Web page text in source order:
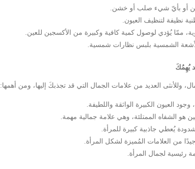
أو بأيّ شيء صلب أو خشن.
نظيفة لتنظيف العيون.
ممّا يُؤدي لوصول كمية كافية وكبيرة من الأكسجين للعين.
الشمسية بلبس نظارات شمسية.
يُهِمُكَ
وللأنثى العديد من علامات الجمال التي قد تجذبكَ إليها، ومن أهمها:
العيون الكبيرة الواثقة واللطيفة.
هو الشفاه الممتلئة، وهي علامة جمالية مهمة.
يُعطي جاذبية كبيرة للمرأة.
من العلامات المُميزة لشكل المرأة.
رئيسية لجمال المرأة.